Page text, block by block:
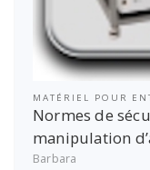
MATÉRIEL POUR
Normes de
manipulation
Barbara